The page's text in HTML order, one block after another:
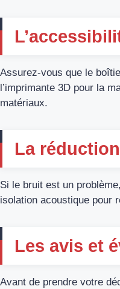
Assurez-vous que le
l’imprimante 3D pour la
matériaux.
La
Si le bruit est un
isolation acoustique pour
Les avis et
Avant de prendre votre